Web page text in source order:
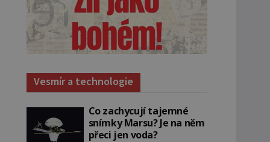
Vesmír a technologie
Co zachycují tajemné
snímky Marsu? Je na něm
přeci jen voda?